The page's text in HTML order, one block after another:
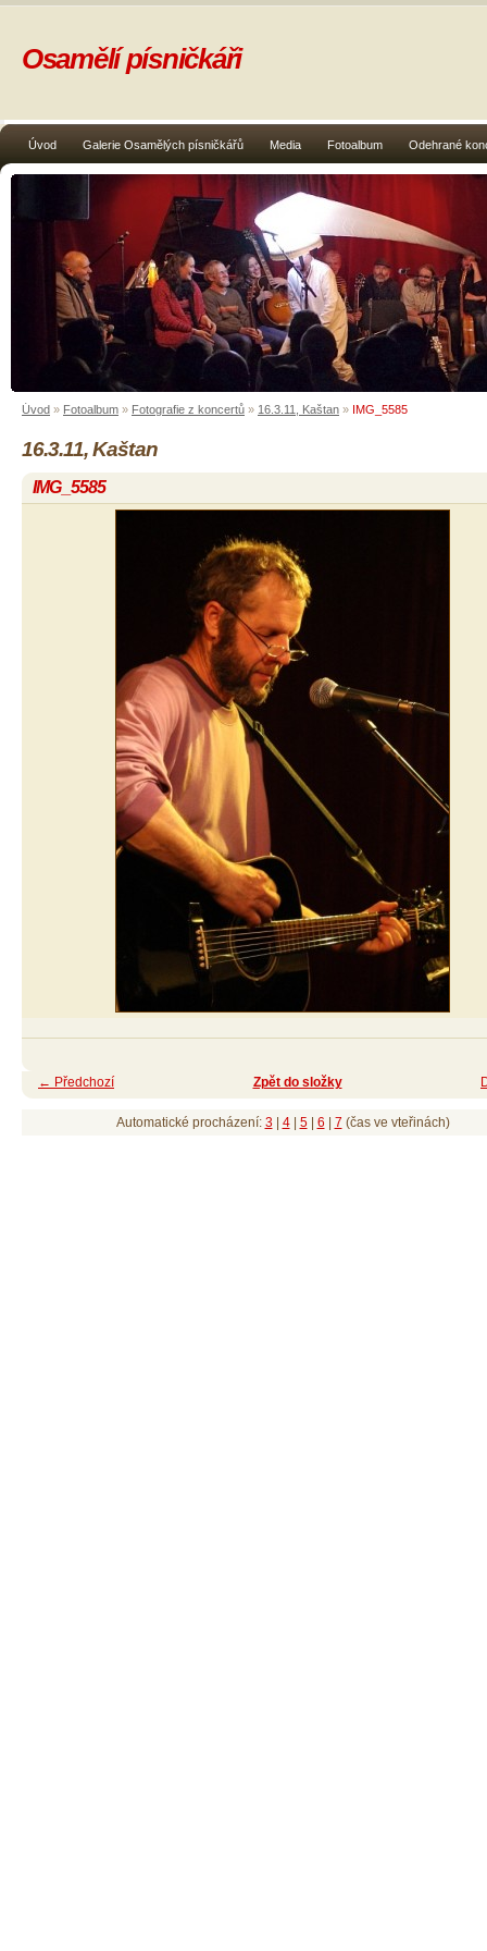
Úvod Galerie Osamělých písničkářů Media Fotoalbum Odehrané
Osamělí písničkáři
Úvod » Fotoalbum » Fotografie z koncertů » 16.3.11, Kaštan » IMG_5585
16.3.11, Kaštan
IMG_5585
← Předchozí Zpět do složky
Automatické procházení: 3| 4| 5| 6 7 (čas ve vteřinách)